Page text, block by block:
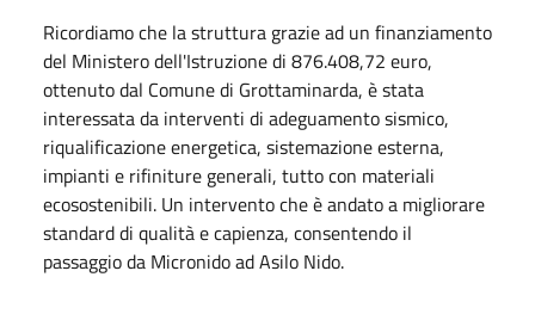
Ricordiamo che la struttura grazie ad un finanziamento
del Ministero dell'Istruzione di 876.408,72 euro,
ottenuto dal Comune di Grottaminarda, è stata
interessata da interventi di adeguamento sismico,
riqualificazione energetica, sistemazione esterna,
impianti e rifiniture generali, tutto con materiali
ecosostenibili. Un intervento che è andato a migliorare
standard di qualità e capienza, consentendo il
passaggio da Micronido ad Asilo Nido.